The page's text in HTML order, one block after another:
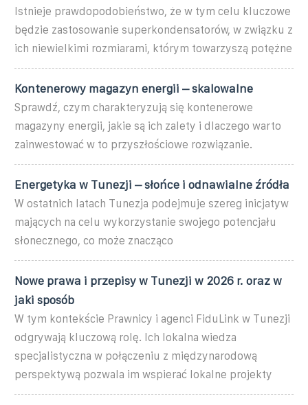
Istnieje prawdopodobieństwo, że w tym celu kluczowe
będzie zastosowanie superkondensatorów, w związku z
ich niewielkimi rozmiarami, którym towarzyszą potężne
Kontenerowy magazyn energii – skalowalne
Sprawdź, czym charakteryzują się kontenerowe
magazyny energii, jakie są ich zalety i dlaczego warto
zainwestować w to przyszłościowe rozwiązanie.
Energetyka w Tunezji – słońce i odnawialne źródła
W ostatnich latach Tunezja podejmuje szereg inicjatyw
mających na celu wykorzystanie swojego potencjału
słonecznego, co może znacząco
Nowe prawa i przepisy w Tunezji w 2026 r. oraz w
jaki sposób
W tym kontekście Prawnicy i agenci FiduLink w Tunezji
odgrywają kluczową rolę. Ich lokalna wiedza
specjalistyczna w połączeniu z międzynarodową
perspektywą pozwala im wspierać lokalne projekty